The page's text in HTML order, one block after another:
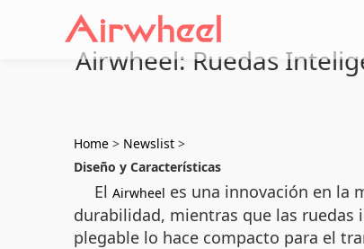
Airwheel: Ruedas
Home > Newslist >
Diseño y Características
El Airwheel es una innovación en la
durabilidad, mientras que las
plegable lo hace compacto para el